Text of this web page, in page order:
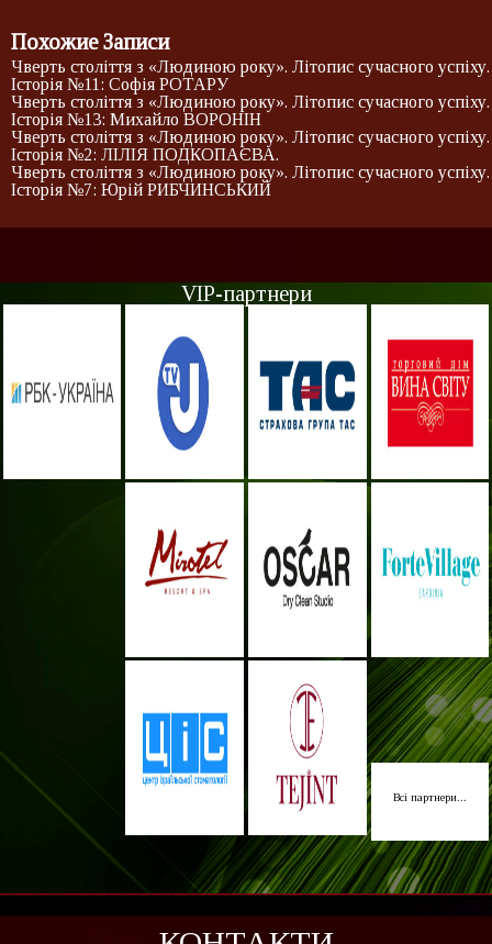
Похожие Записи
Чверть століття з «Людиною року». Літопис сучасного успіху.
Історія №11: Софія РОТАРУ
Чверть століття з «Людиною року». Літопис сучасного успіху.
Історія №13: Михайло ВОРОНІН
Чверть століття з «Людиною року». Літопис сучасного успіху.
Історія №2: ЛІЛІЯ ПОДКОПАЄВА.
Чверть століття з «Людиною року». Літопис сучасного успіху.
Історія №7: Юрій РИБЧИНСЬКИЙ
VIP-партнери
Всі партнери...